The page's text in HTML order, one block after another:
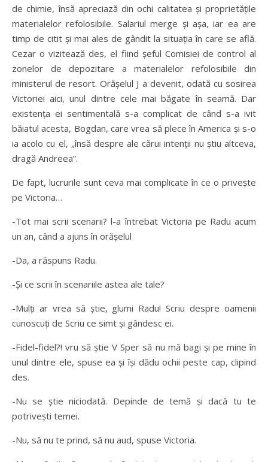
de chimie, însă apreciază din ochi calitatea şi proprietăţile
materialelor refolosibile. Salariul merge şi aşa, iar ea are
timp de citit şi mai ales de gândit la situaţia în care se află.
Cezar o vizitează des, el fiind şeful Comisiei de control al
zonelor de depozitare a materialelor refolosibile din
ministerul de resort. Orăşelul J a devenit, odată cu sosirea
Victoriei aici, unul dintre cele mai băgate în seamă. Dar
existenţa ei sentimentală s-a complicat de când s-a ivit
băiatul acesta, Bogdan, care vrea să plece în America şi s-o
ia acolo cu el, „însă despre ale cărui intenţii nu ştiu altceva,
dragă Andreea”.
De fapt, lucrurile sunt ceva mai complicate în ce o priveşte
pe Victoria…
-Tot mai scrii scenarii? l-a întrebat Victoria pe Radu acum
un an, când a ajuns în orăşelul
-Da, a răspuns Radu.
-Şi ce scrii în scenariile astea ale tale?
-Mulţi ar vrea să ştie, glumi Radu! Scriu despre oamenii
cunoscuţi de Scriu ce simt şi gândesc ei.
-Fidel-fidel?! vru să ştie V Sper să nu mă bagi şi pe mine în
unul dintre ele, spuse ea şi îşi dădu ochii peste cap, clipind
des.
-Nu se ştie niciodată. Depinde de temă şi dacă tu te
potriveşti temei.
-Nu, să nu te prind, să nu aud, spuse Victoria.